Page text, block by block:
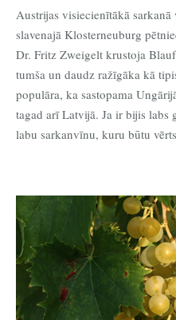
Austrijas visiecienītākā
slavenajā Klosterneuburg
Dr. Fritz Zweigelt krustoja
tumša un daudz ražīgāka kā
populāra, ka sastopama
tagad arī Latvijā. Ja ir bijis labs
labu sarkanvīnu, kuru būtu